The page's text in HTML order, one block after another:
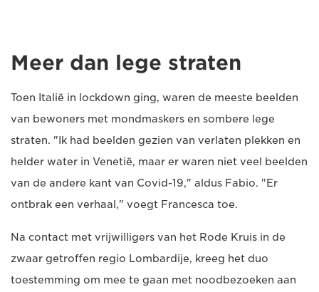
Meer dan lege straten
Toen Italië in lockdown ging, waren de meeste beelden
van bewoners met mondmaskers en sombere lege
straten. "Ik had beelden gezien van verlaten plekken en
helder water in Venetië, maar er waren niet veel beelden
van de andere kant van Covid-19," aldus Fabio. "Er
ontbrak een verhaal," voegt Francesca toe.
Na contact met vrijwilligers van het Rode Kruis in de
zwaar getroffen regio Lombardije, kreeg het duo
toestemming om mee te gaan met noodbezoeken aan